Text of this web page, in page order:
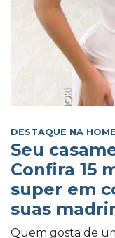
DESTAQUE NA HOME
Seu
Confira 15
super em
suas
Quem gosta de